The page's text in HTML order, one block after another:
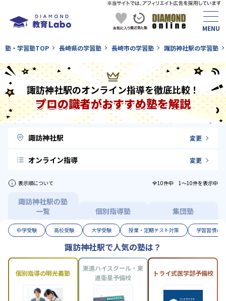
塾・学習塾TOP 長崎県の学習塾 長崎市の学習塾 諏訪神社駅の学習塾
諏訪神社駅のオンライン指導を徹底比較！
プロの識者がおすすめ塾を解説
諏訪神社駅 変更
オンライン指導 変更
表示順について 全10件中 1〜10件を表示中
諏訪神社駅の塾
一覧
個別指導塾 集団塾
中学受験 高校受験 大学受験 授業・定期テスト対策 学習習慣の
諏訪神社駅で人気の塾は？
個別指導の明光義塾
東進ハイスクール・東
進衛星予備校
トライ式医学部予備校